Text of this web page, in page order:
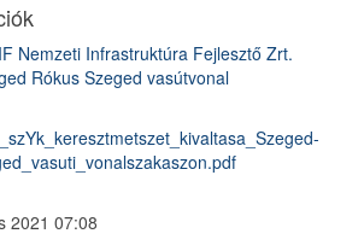
Nemzeti Infrastruktúra Fejlesztő Zrt.
Rókus Szeged vasútvonal
2021 07:08